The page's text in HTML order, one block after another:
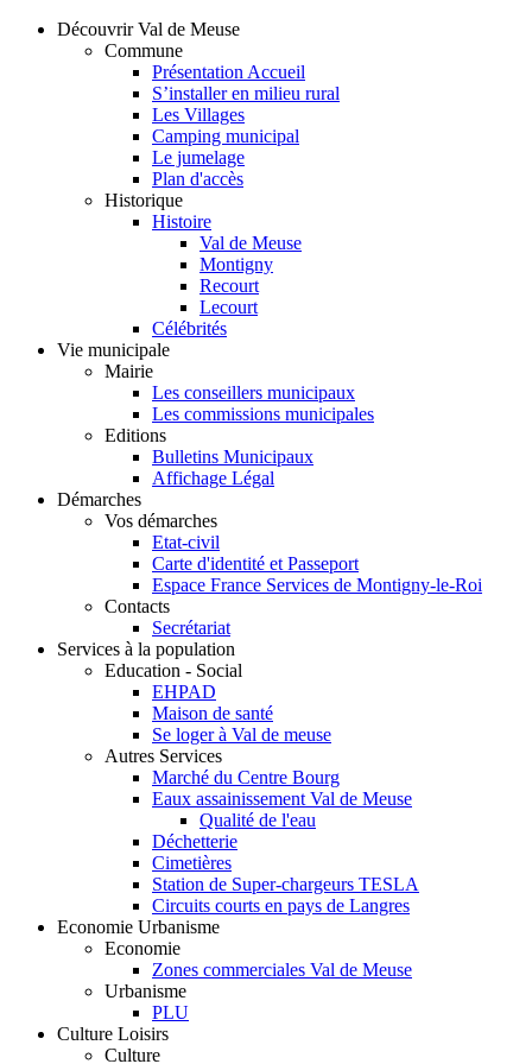
Découvrir Val de Meuse
Commune
Présentation Accueil
S’installer en milieu rural
Les Villages
Camping municipal
Le jumelage
Plan d'accès
Historique
Histoire
Val de Meuse
Montigny
Recourt
Lecourt
Célébrités
Vie municipale
Mairie
Les conseillers municipaux
Les commissions municipales
Editions
Bulletins Municipaux
Affichage Légal
Démarches
Vos démarches
Etat-civil
Carte d'identité et Passeport
Espace France Services de Montigny-le-Roi
Contacts
Secrétariat
Services à la population
Education - Social
EHPAD
Maison de santé
Se loger à Val de meuse
Autres Services
Marché du Centre Bourg
Eaux assainissement Val de Meuse
Qualité de l'eau
Déchetterie
Cimetières
Station de Super-chargeurs TESLA
Circuits courts en pays de Langres
Economie Urbanisme
Economie
Zones commerciales Val de Meuse
Urbanisme
PLU
Culture Loisirs
Culture